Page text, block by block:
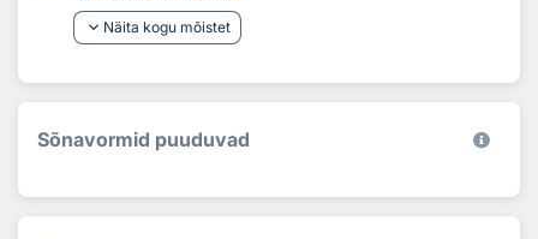
keyboard_arrow_down Näita kogu mõistet
Sõnavormid puuduvad